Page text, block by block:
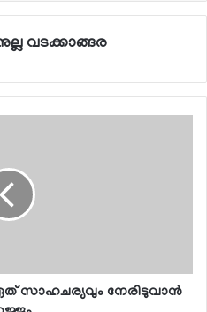
വടക്കാങ്ങര
സാഹചര്യവും നേരിടുവാന്‍